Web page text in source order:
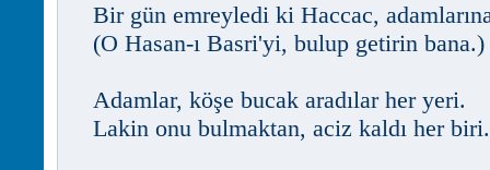
Bir gün emreyledi ki Haccac,
(O Hasan-ı Basri'yi, bulup getirin bana.)
Adamlar, köşe bucak aradılar her yeri.
Lakin onu bulmaktan, aciz kaldı her biri.